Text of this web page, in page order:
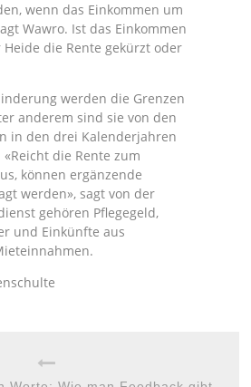
wenn das Einkommen um
Wawro. Ist das Einkommen
die Rente gekürzt oder
werden die Grenzen
anderem sind sie von den
in den drei Kalenderjahren
die Rente zum
können ergänzende
werden», sagt von der
gehören Pflegegeld,
und Einkünfte aus